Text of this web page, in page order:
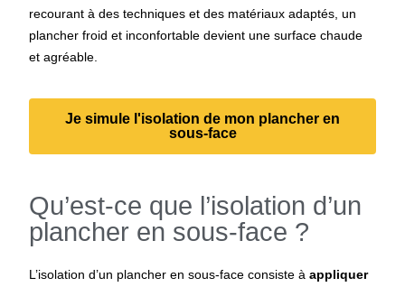
recourant à des techniques et des matériaux adaptés, un
plancher froid et inconfortable devient une surface chaude
et agréable.
Je simule l'isolation de mon plancher en
sous-face
Qu’est-ce que l’isolation d’un
plancher en sous-face ?
L’isolation d’un plancher en sous-face consiste àappliquer